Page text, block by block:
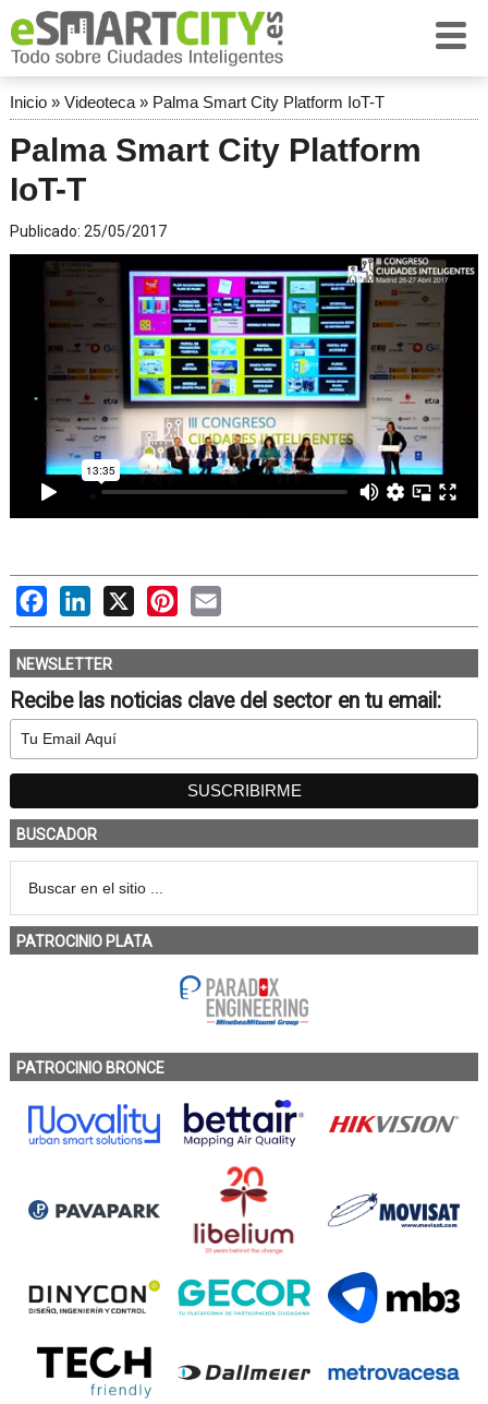
Inicio» Videoteca» Palma Smart City Platform IoT-T
Palma Smart City Platform
IoT-T
Publicado: 25/05/2017
FacebookLinkedIn
X PinterestEmail
NEWSLETTER
Recibe las noticias clave del sector en tu email:
BUSCADOR
PATROCINIO PLATA
PATROCINIO BRONCE